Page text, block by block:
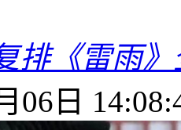
排《雷雨》
06日